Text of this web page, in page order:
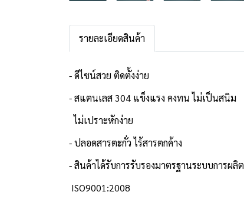
รายละเอียดสินค้า
- ดีไซน์สวย ติดตั้งง่าย
- สแตนเลส 304 แข็งแรง คงทน ไม่เป็นสนิม
ไม่เปราะหักง่าย
- ปลอดสารตะกั่ว ไร้สารตกค้าง
- สินค้าได้รับการรับรองมาตรฐานระบบการผลิต
ISO9001:2008